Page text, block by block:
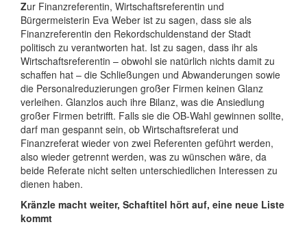
Zur Finanzreferentin, Wirtschaftsreferentin und
Bürgermeisterin Eva Weber ist zu sagen, dass sie als
Finanzreferentin den Rekordschuldenstand der Stadt
politisch zu verantworten hat. Ist zu sagen, dass ihr als
Wirtschaftsreferentin – obwohl sie natürlich nichts damit zu
schaffen hat – die Schließungen und Abwanderungen sowie
die Personalreduzierungen großer Firmen keinen Glanz
verleihen. Glanzlos auch ihre Bilanz, was die Ansiedlung
großer Firmen betrifft. Falls sie die OB-Wahl gewinnen sollte,
darf man gespannt sein, ob Wirtschaftsreferat und
Finanzreferat wieder von zwei Referenten geführt werden,
also wieder getrennt werden, was zu wünschen wäre, da
beide Referate nicht selten unterschiedlichen Interessen zu
dienen haben.
Kränzle macht weiter, Schaftitel hört auf, eine neue Liste
kommt